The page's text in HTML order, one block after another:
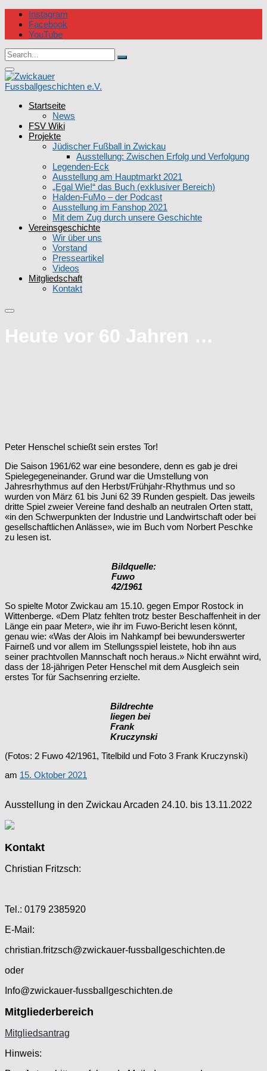
Skip
content
Instagram
Facebook
YouTube
Circular
focus
Search
for:
Search
focus
Zwickauer Fussballgeschichten e.V.
Startseite
News
FSV Wiki
Projekte
Jüdischer Fußball in Zwickau
Ausstellung: Zwischen Erfolg und Verfolgung
Legenden-Eck
Ausstellung am Hauptmarkt 2021
„Egal Wie!“ das Buch (exklusiver Bereich)
Halden-FuMo – der Podcast
Ausstellung im Fanshop 2021
Mit dem Zug durch unsere Geschichte
Vereinsgeschichte
Wir über uns
Vorstand
Presseartikel
Videos
Mitgliedschaft
Kontakt
Heute vor 60 Jahren …
Peter Henschel schießt sein erstes Tor!
Die Saison 1961/62 war eine besondere, denn es gab je drei
Spielegegeneinander. Grund war die Umstellung von
Jahresrhythmus auf den Herbst/Frühjahr-Rhythmus und so
wurden von März 61 bis Juni 62 39 Runden gespielt. Das jeweils
dritte Spiel zweier Vereine fand deshalb an neutralen Orten statt,
«in den Schwerpunkten der Industrie und Landwirtschaft oder bei
gesellschaftlichen Anlässe», wie im Buch vom Norbert Peschke
zu lesen ist.
Bildquelle:
Fuwo
42/1961
So spielte Motor Zwickau am 15.10. gegen Empor Rostock in
Wittenberge. «Dem Platz fehlten trotz bester Beschaffenheit in der
Länge ein paar Meter», wie ihr im Fuwo-Bericht lesen könnt,
genau wie: «Was der Alois im Nahkampf bei bewunderswerter
Fairneß und vor allem im Stellungsspiel leistete, hob ihn aus
seiner prachtvollen Mannschaft noch heraus.» Nicht erwähnt wird,
dass der 18-jährigen Peter Henschel mit dem Ausgleich sein
erstes Tor für Sachsenring erzielte.
Bildrechte
liegen bei
Frank
Kruczynski
(Fotos: 2 Fuwo 42/1961, Titelbild und Foto 3 Frank Kruczynski)
am 15. Oktober 2021
Ausstellung in den Zwickau Arcaden 24.10. bis 13.11.2022
Kontakt
Christian Fritzsch:
Tel.: 0179 2385920
E-Mail:
christian.fritzsch@zwickauer-fussballgeschichten.de
oder
Info@zwickauer-fussballgeschichten.de
Mitgliederbereich
Mitgliedsantrag
Hinweis: